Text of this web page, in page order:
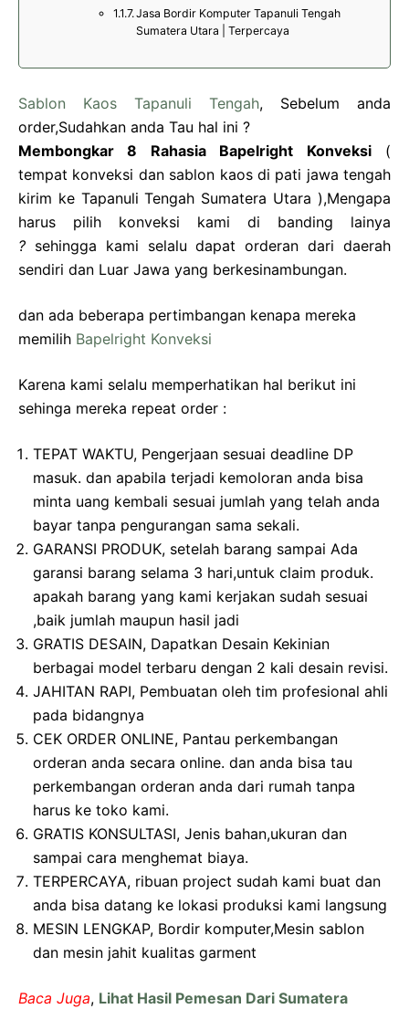
Jasa Bordir Komputer Tapanuli Tengah
Sumatera Utara | Terpercaya
Sablon Kaos Tapanuli Tengah, Sebelum anda
order,Sudahkan anda Tau hal ini ?
Membongkar 8 Rahasia Bapelright Konveksi(
tempat konveksi dan sablon kaos di pati jawa tengah
kirim ke Tapanuli Tengah Sumatera Utara ),Mengapa
harus pilih konveksi kami di banding lainya
? sehingga kami selalu dapat orderan dari daerah
sendiri dan Luar Jawa yang berkesinambungan.
dan ada beberapa pertimbangan kenapa mereka
memilih Bapelright Konveksi
Karena kami selalu memperhatikan hal berikut ini
sehinga mereka repeat order :
TEPAT WAKTU, Pengerjaan sesuai deadline DP
masuk. dan apabila terjadi kemoloran anda bisa
minta uang kembali sesuai jumlah yang telah anda
bayar tanpa pengurangan sama sekali.
GARANSI PRODUK, setelah barang sampai Ada
garansi barang selama 3 hari,untuk claim produk.
apakah barang yang kami kerjakan sudah sesuai
,baik jumlah maupun hasil jadi
GRATIS DESAIN, Dapatkan Desain Kekinian
berbagai model terbaru dengan 2 kali desain revisi.
JAHITAN RAPI, Pembuatan oleh tim profesional ahli
pada bidangnya
CEK ORDER ONLINE, Pantau perkembangan
orderan anda secara online. dan anda bisa tau
perkembangan orderan anda dari rumah tanpa
harus ke toko kami.
GRATIS KONSULTASI, Jenis bahan,ukuran dan
sampai cara menghemat biaya.
TERPERCAYA, ribuan project sudah kami buat dan
anda bisa datang ke lokasi produksi kami langsung
MESIN LENGKAP, Bordir komputer,Mesin sablon
dan mesin jahit kualitas garment
Baca Juga, Lihat Hasil Pemesan Dari Sumatera